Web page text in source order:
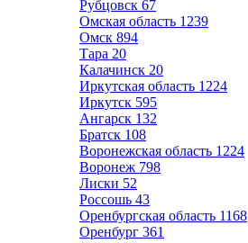
Рубцовск 67
Омская область 1239
Омск 894
Тара 20
Калачинск 20
Иркутская область 1224
Иркутск 595
Ангарск 132
Братск 108
Воронежская область 1224
Воронеж 798
Лиски 52
Россошь 43
Оренбургская область 1168
Оренбург 361